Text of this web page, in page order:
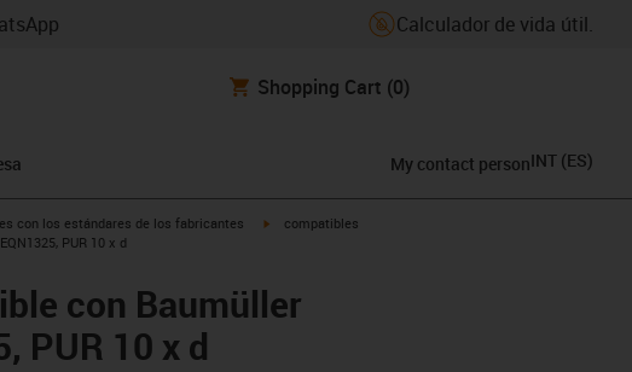
Calculador de vida útil.
Shopping Cart (0)
My contact personINT (ES)
con los estándares de los fabricantes igus-icon-arrow-right
compatibles
PUR 10 x d
con Baumüller
PUR 10 x d